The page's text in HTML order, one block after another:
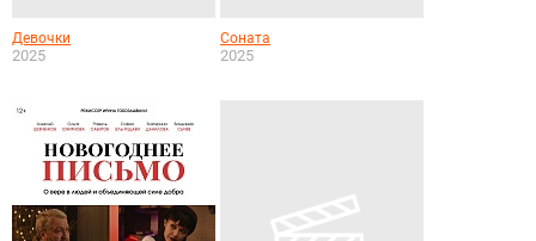
Девочки
2025
Соната
2025